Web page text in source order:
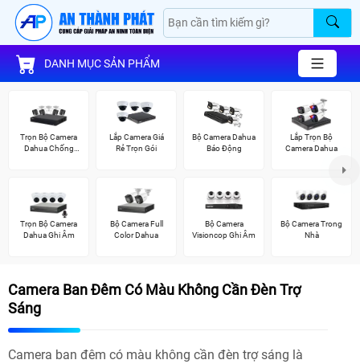
DANH MỤC SẢN PHẨM
Trọn Bộ Camera
Dahua Chống
Lắp Camera Giá
Rẻ Trọn Gói
Bộ Camera Dahua
Báo Động
Lắp Trọn Bộ
Camera Dahua
Trọn Bộ Camera
Dahua Ghi Âm
Bộ Camera Full
Color Dahua
Bộ Camera
Visioncop Ghi Âm
Bộ Camera Trong
Nhà
Camera Ban Đêm Có Màu Không Cần Đèn Trợ
Sáng
Camera ban đêm có màu không cần đèn trợ sáng là